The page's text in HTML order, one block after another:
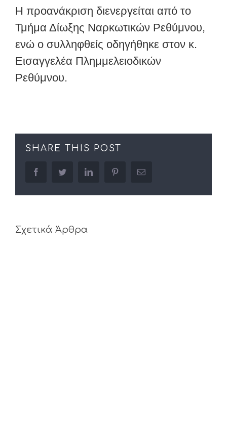
Η προανάκριση διενεργείται από το
Τμήμα Δίωξης Ναρκωτικών Ρεθύμνου,
ενώ ο συλληφθείς οδηγήθηκε στον κ.
Εισαγγελέα Πλημμελειοδικών
Ρεθύμνου.
SHARE THIS POST
facebooktwitter linkedin pinterestEmail
Σχετικά Άρθρα